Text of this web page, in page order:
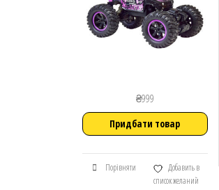
₴999
Придбати товар
Порівняти
Добавить в
список желаний